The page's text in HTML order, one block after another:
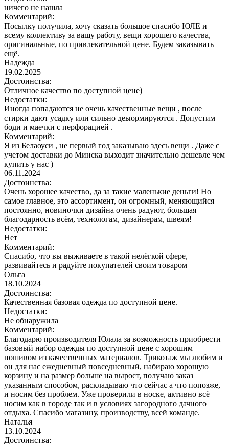
ничего не нашла
Комментарий:
Посылку получила, хочу сказать большое спасибо ЮЛЕ и
всему коллективу за вашу работу, вещи хорошего качества,
оригинальные, по привлекательной цене. Будем заказывать
ещё.
Надежда
19.02.2025
Достоинства:
Отличное качество по доступной цене)
Недостатки:
Иногда попадаются не очень качественные вещи , после
стирки дают усадку или сильно деыормируются . Допустим
боди и маечки с перфорацией .
Комментарий:
Я из Белаоуси , не первый год заказываю здесь вещи . Даже с
учетом доставки до Минска выходит значительно дешевле чем
купить у нас )
06.11.2024
Достоинства:
Очень хорошее качество, да за такие маленькие деньги! Но
самое главное, это ассортимент, он огромный, меняющийся
постоянно, новиночки дизайна очень радуют, большая
благодарность всём, технологам, дизайнерам, швеям!
Недостатки:
Нет
Комментарий:
Спасибо, что вы выживаете в такой нелёгкой сфере,
развивайтесь и радуйте покупателей своим товаром
Ольга
18.10.2024
Достоинства:
Качественная базовая одежда по доступной цене.
Недостатки:
Не обнаружила
Комментарий:
Благодарю производителя Юлала за возможность приобрести
базовый набор одежды по доступной цене с хорошим
пошивом из качественных материалов. Трикотаж мы любим и
он для нас ежедневный повседневный, набираю хорошую
корзину и на размер больше на вырост, получаю заказ
указанным способом, раскладываю что сейчас а что попозже,
и носим без проблем. Уже проверили в носке, активно всё
носим как в городе так и в условиях загородного дачного
отдыха. Спасибо магазину, производству, всей команде.
Наталья
13.10.2024
Достоинства: